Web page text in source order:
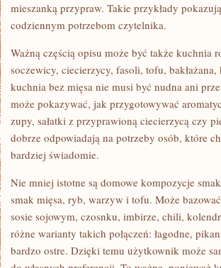
mieszanką przypraw. Takie przykłady
codziennym potrzebom czytelnika.
Ważną częścią opisu może być także kuchnia
soczewicy, ciecierzycy, fasoli, tofu,
kuchnia bez mięsa nie musi być nudna ani
może pokazywać, jak przygotowywać
zupy, sałatki z przyprawioną ciecierzycą czy
dobrze odpowiadają na potrzeby osób, które
bardziej świadomie.
Nie mniej istotne są domowe kompozycje
smak mięsa, ryb, warzyw i tofu. Może
sosie sojowym, czosnku, imbirze, chili,
różne warianty takich połączeń: łagodne,
bardzo ostre. Dzięki temu użytkownik może